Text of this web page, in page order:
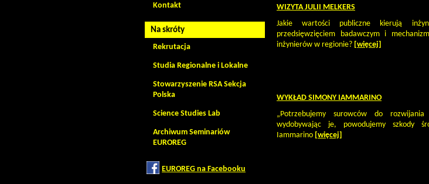
Kontakt
Na skróty
Rekrutacja
Studia Regionalne i Lokalne
Stowarzyszenie RSA Sekcja
Polska
Science Studies Lab
Archiwum Seminariów
EUROREG
EUROREG na Facebooku
WIZYTA JULII MELKERS
Jakie wartości publiczne kierują
przedsięwzięciem badawczym i
inżynierów w regionie? [więcej]
WYKŁAD SIMONY IAMMARINO
„Potrzebujemy surowców do
wydobywając je, powodujemy szkody
Iammarino [więcej]